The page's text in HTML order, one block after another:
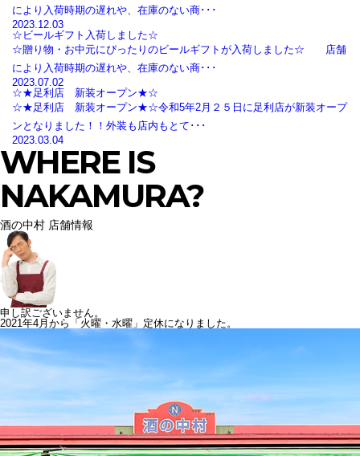
により入荷時期の遅れや、在庫のない商･･･
2023.12.03
☆ビールギフト入荷しました☆
☆贈り物・お中元にぴったりのビールギフトが入荷しました☆ 店舗
により入荷時期の遅れや、在庫のない商･･･
2023.07.02
☆★足利店 新装オープン★☆
☆★足利店 新装オープン★☆令和5年2月２５日に足利店が新装オープ
ンとなりました！！外装も店内もとて･･･
2023.03.04
WHERE IS
NAKAMURA?
酒の中村 店舗情報
申し訳ございません。
2021年4月から「火曜・水曜」定休になりました。